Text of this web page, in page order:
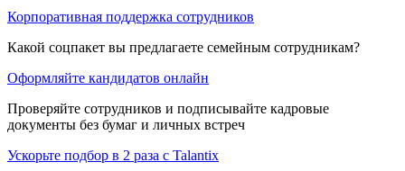
Корпоративная поддержка сотрудников
Какой соцпакет вы предлагаете семейным сотрудникам?
Оформляйте кандидатов онлайн
Проверяйте сотрудников и подписывайте кадровые
документы без бумаг и личных встреч
Ускорьте подбор в 2 раза с Talantix